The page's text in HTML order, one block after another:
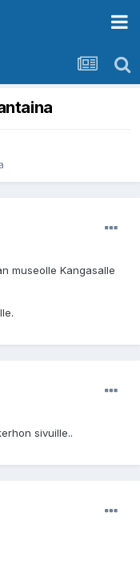
museolle Kangasalle
sivuille..